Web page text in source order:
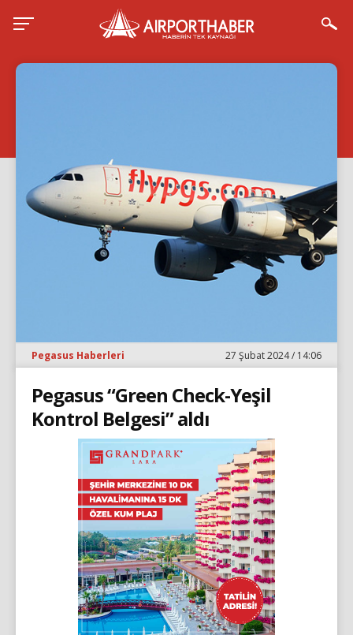
Pegasus Haberleri 27 Şubat 2024 / 14:06
Pegasus “Green Check-Yeşil
Kontrol Belgesi” aldı